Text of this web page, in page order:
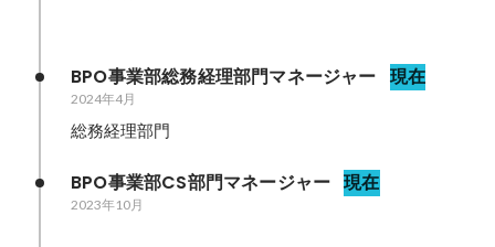
BPO事業部総務経理部門マネージャー 現在
2024年4月
総務経理部門
BPO事業部CS部門マネージャー 現在
2023年10月